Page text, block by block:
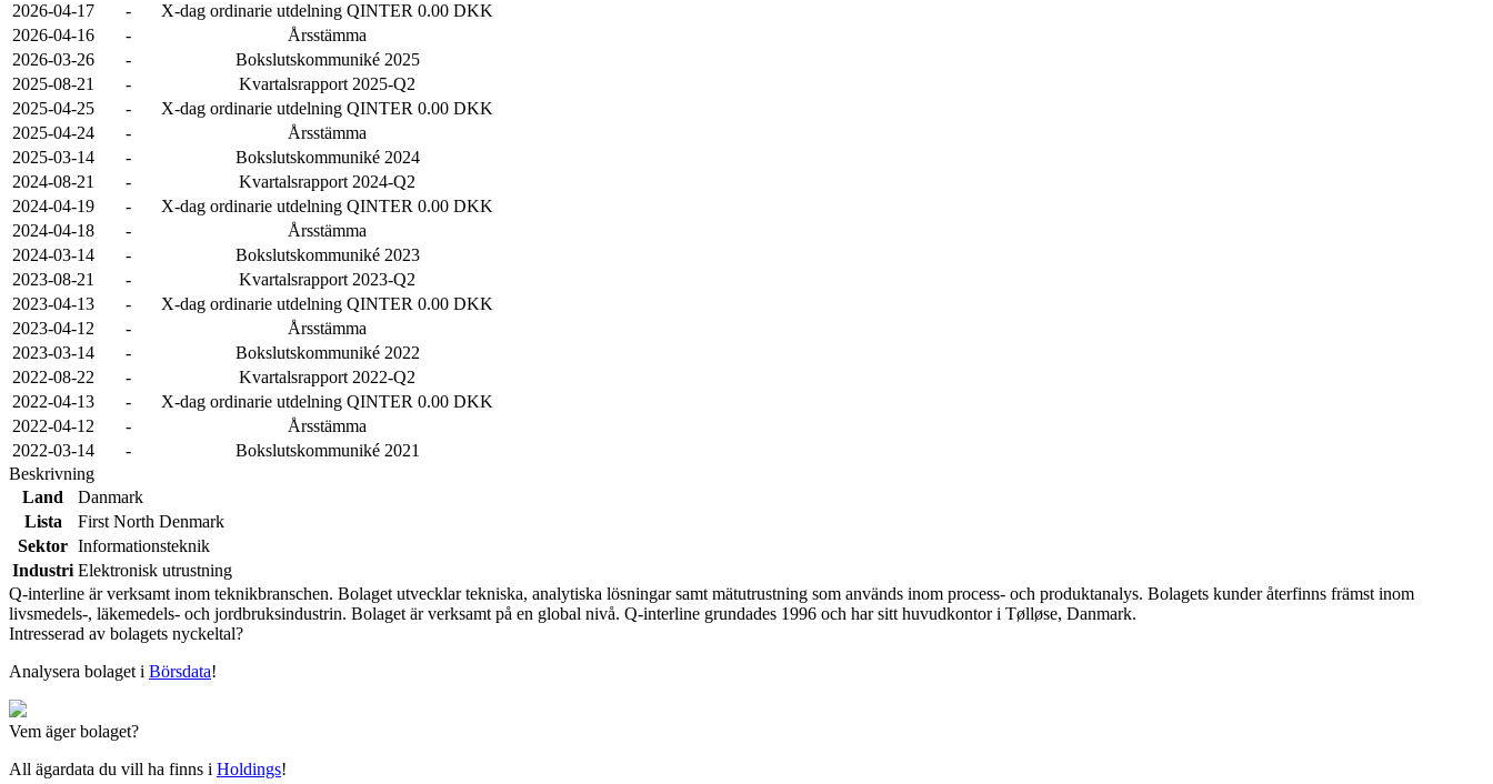
2026-04-17
-
X-dag ordinarie utdelning QINTER 0.00 DKK
2026-04-16
-
Årsstämma
2026-03-26
-
Bokslutskommuniké 2025
2025-08-21
-
Kvartalsrapport 2025-Q2
2025-04-25
-
X-dag ordinarie utdelning QINTER 0.00 DKK
2025-04-24
-
Årsstämma
2025-03-14
-
Bokslutskommuniké 2024
2024-08-21
-
Kvartalsrapport 2024-Q2
2024-04-19
-
X-dag ordinarie utdelning QINTER 0.00 DKK
2024-04-18
-
Årsstämma
2024-03-14
-
Bokslutskommuniké 2023
2023-08-21
-
Kvartalsrapport 2023-Q2
2023-04-13
-
X-dag ordinarie utdelning QINTER 0.00 DKK
2023-04-12
-
Årsstämma
2023-03-14
-
Bokslutskommuniké 2022
2022-08-22
-
Kvartalsrapport 2022-Q2
2022-04-13
-
X-dag ordinarie utdelning QINTER 0.00 DKK
2022-04-12
-
Årsstämma
2022-03-14
-
Bokslutskommuniké 2021
Beskrivning
Land
Danmark
Lista
First North Denmark
Sektor Informationsteknik
Industri Elektronisk utrustning
Q-interline är verksamt inom teknikbranschen. Bolaget utvecklar tekniska, analytiska lösningar samt mätutrustning som används inom process- och produktanalys. Bolagets kunder återfinns främst inom
livsmedels-, läkemedels- och jordbruksindustrin. Bolaget är verksamt på en global nivå. Q-interline grundades 1996 och har sitt huvudkontor i Tølløse, Danmark.
Intresserad av bolagets nyckeltal?
Analysera bolaget i Börsdata!
Vem äger bolaget?
All ägardata du vill ha finns i Holdings!